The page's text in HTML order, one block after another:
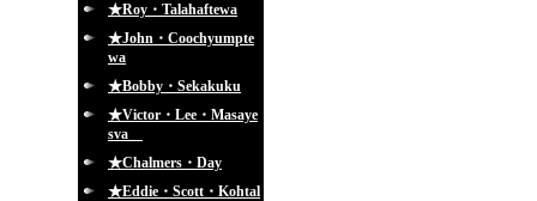
★Roy・Talahaftewa
★John・Coochyumpte
wa
★Bobby・Sekakuku
★Victor・Lee・Masaye
sva
★Chalmers・Day
★Eddie・Scott・Kohtal